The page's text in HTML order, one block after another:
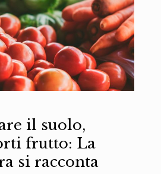
il suolo,
frutto: La
si racconta